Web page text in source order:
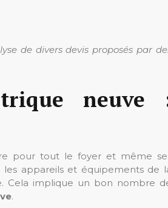
de divers devis proposés par
neuve
pour tout le foyer et même
les appareils et équipements de
Cela implique un bon nombre
.